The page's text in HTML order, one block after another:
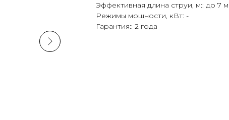
Эффективная длина струи, м:: до 7 м
Режимы мощности, кВт: -
Гарантия:: 2 года